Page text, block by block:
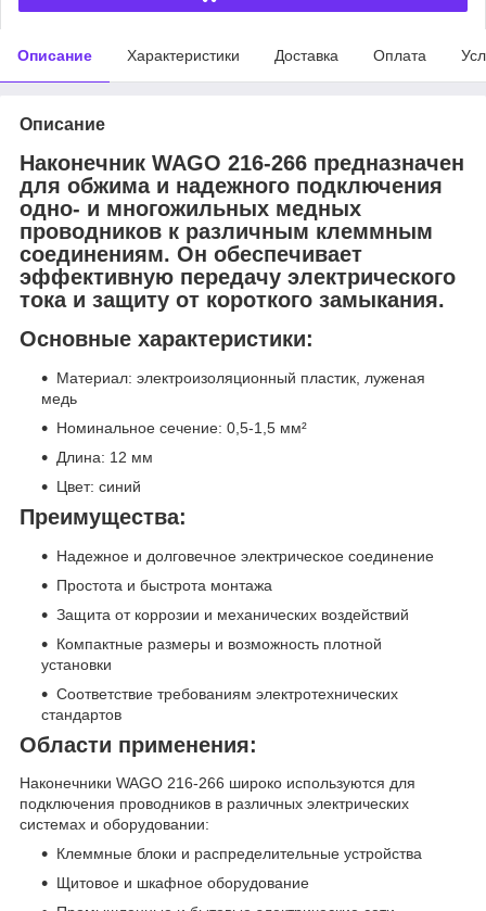
Описание Характеристики Доставка Оплата
Описание
Наконечник WAGO 216-266 предназначен
для обжима и надежного подключения
одно- и многожильных медных
проводников к различным клеммным
соединениям. Он обеспечивает
эффективную передачу электрического
тока и защиту от короткого замыкания.
Основные характеристики:
Материал: электроизоляционный пластик, луженая
медь
Номинальное сечение: 0,5-1,5 мм²
Длина: 12 мм
Цвет: синий
Преимущества:
Надежное и долговечное электрическое соединение
Простота и быстрота монтажа
Защита от коррозии и механических воздействий
Компактные размеры и возможность плотной
установки
Соответствие требованиям электротехнических
стандартов
Области применения:
Наконечники WAGO 216-266 широко используются для
подключения проводников в различных электрических
системах и оборудовании:
Клеммные блоки и распределительные устройства
Щитовое и шкафное оборудование